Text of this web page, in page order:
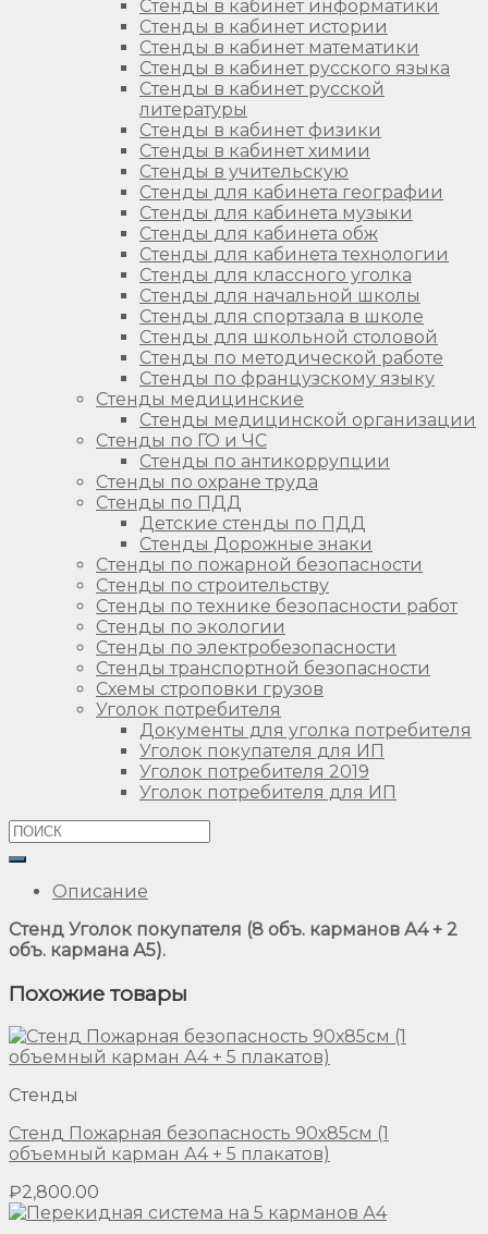
Стенды в кабинет информатики
Стенды в кабинет истории
Стенды в кабинет математики
Стенды в кабинет русского языка
Стенды в кабинет русской
литературы
Стенды в кабинет физики
Стенды в кабинет химии
Стенды в учительскую
Стенды для кабинета географии
Стенды для кабинета музыки
Стенды для кабинета обж
Стенды для кабинета технологии
Стенды для классного уголка
Стенды для начальной школы
Стенды для спортзала в школе
Стенды для школьной столовой
Стенды по методической работе
Стенды по французскому языку
Стенды медицинские
Стенды медицинской организации
Стенды по ГО и ЧС
Стенды по антикоррупции
Стенды по охране труда
Стенды по ПДД
Детские стенды по ПДД
Стенды Дорожные знаки
Стенды по пожарной безопасности
Стенды по строительству
Стенды по технике безопасности работ
Стенды по экологии
Стенды по электробезопасности
Стенды транспортной безопасности
Схемы строповки грузов
Уголок потребителя
Документы для уголка потребителя
Уголок покупателя для ИП
Уголок потребителя 2019
Уголок потребителя для ИП
Описание
Стенд Уголок покупателя (8 объ. карманов А4 + 2
объ. кармана А5).
Похожие товары
Стенды
Стенд Пожарная безопасность 90х85см (1
объемный карман А4 + 5 плакатов)
₽2,800.00